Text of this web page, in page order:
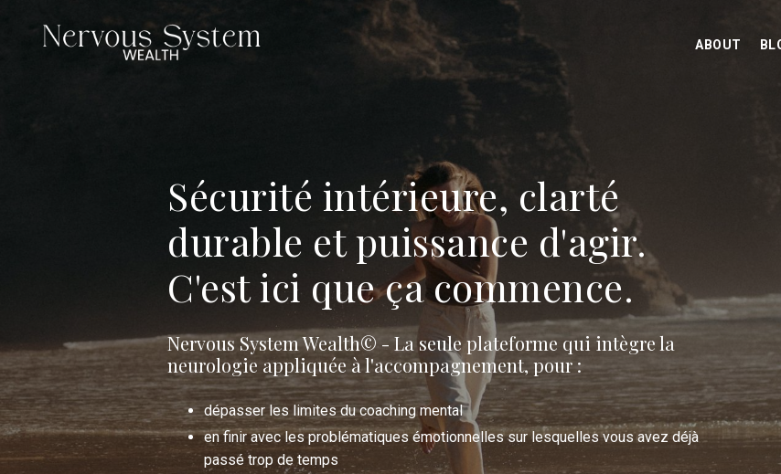
ABOUT
Sécurité intérieure, clarté
durable et puissance d'agir.
C'est ici que ça commence.
Nervous System Wealth© - La seule plateforme qui intègre la
neurologie appliquée à l'accompagnement, pour :
dépasser les limites du coaching mental
en finir avec les problématiques émotionnelles sur lesquelles vous avez déjà
passé trop de temps